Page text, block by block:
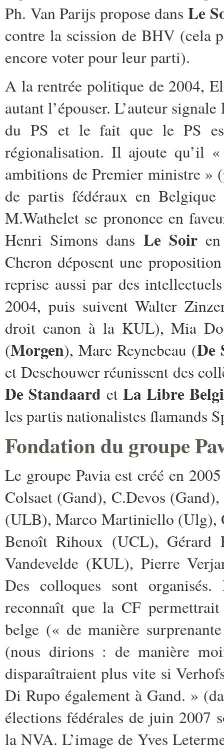
Ph. Van Parijs propose dans Le
contre la scission de BHV (cela
encore voter pour leur parti).
A la rentrée politique de 2004,
autant l’épouser. L’auteur
du PS et le fait que le PS
régionalisation. Il ajoute qu’il
ambitions de Premier ministre »
de partis fédéraux en
M.Wathelet se prononce en
Henri Simons dans Le Soiren
Cheron déposent une
reprise aussi par des
2004, puis suivent Walter
droit canon à la KUL), Mia
(Morgen), Marc Reynebeau (De
et Deschouwer réunissent des
De Standaard et La Libre
les partis nationalistes flamands
Fondation du groupe
Le groupe Paviaest créé en
Colsaet (Gand), C.Devos
(ULB), Marco Martiniello (Ulg),
Benoît Rihoux (UCL), Gérard
Vandevelde (KUL), Pierre
Des colloques sont organisés.
reconnaît que la CF
belge (« de manière
(nous dirions : de manière
disparaîtraient plus vite si
Di Rupo également à Gand. »
élections fédérales de juin 2007
la NVA. L’image de Yves